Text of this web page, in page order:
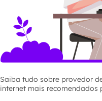
Saiba tudo sobre provedor
internet mais recomendados